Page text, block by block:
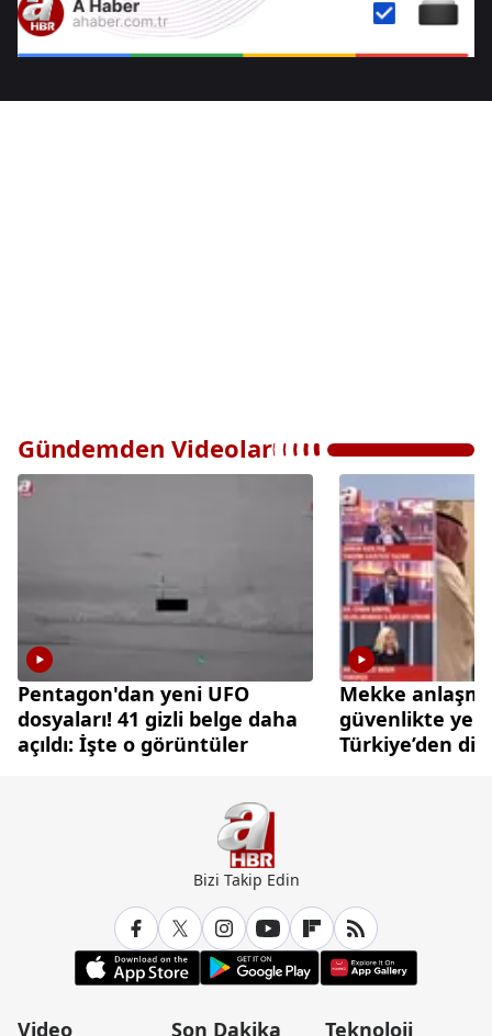
Gündemden Videolar
Pentagon'dan yeni UFO
dosyaları! 41 gizli belge daha
açıldı: İşte o görüntüler
Mekke
güvenlikte
Türkiye’den
Bizi Takip Edin
Video Son Dakika Teknoloji